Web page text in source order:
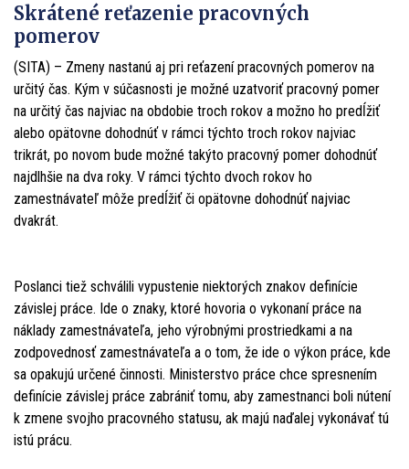
Skrátené reťazenie pracovných
pomerov
(SITA) – Zmeny nastanú aj pri reťazení pracovných pomerov na
určitý čas. Kým v súčasnosti je možné uzatvoriť pracovný pomer
na určitý čas najviac na obdobie troch rokov a možno ho predĺžiť
alebo opätovne dohodnúť v rámci týchto troch rokov najviac
trikrát, po novom bude možné takýto pracovný pomer dohodnúť
najdlhšie na dva roky. V rámci týchto dvoch rokov ho
zamestnávateľ môže predĺžiť či opätovne dohodnúť najviac
dvakrát.
Poslanci tiež schválili vypustenie niektorých znakov definície
závislej práce. Ide o znaky, ktoré hovoria o vykonaní práce na
náklady zamestnávateľa, jeho výrobnými prostriedkami a na
zodpovednosť zamestnávateľa a o tom, že ide o výkon práce, kde
sa opakujú určené činnosti. Ministerstvo práce chce spresnením
definície závislej práce zabrániť tomu, aby zamestnanci boli nútení
k zmene svojho pracovného statusu, ak majú naďalej vykonávať tú
istú prácu.